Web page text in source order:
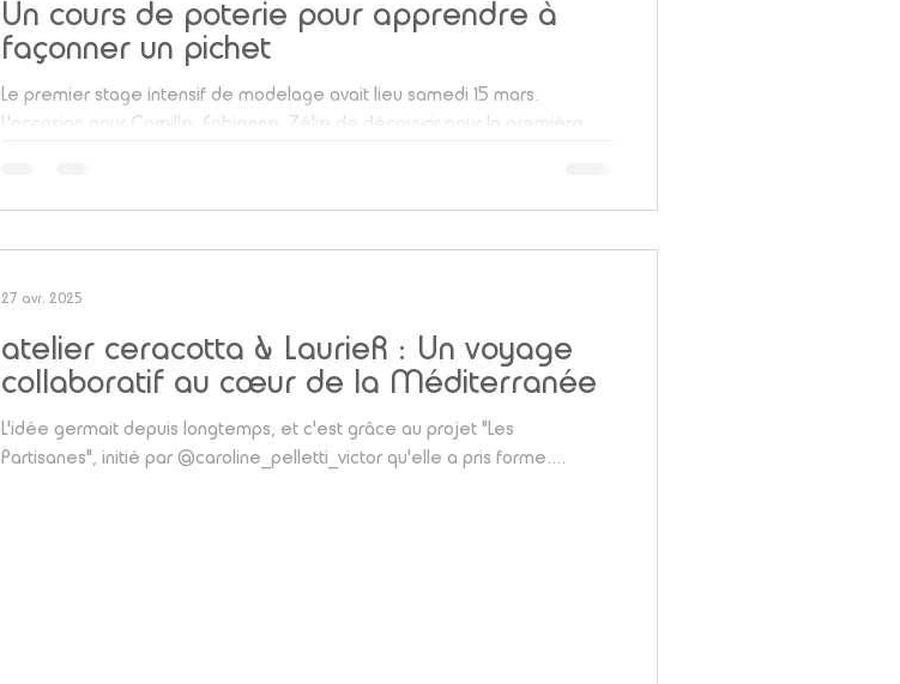
Un cours de poterie pour apprendre à
façonner un pichet
Le premier stage intensif de modelage avait lieu samedi 15 mars.
L'occasion pour Camille, Fabienne, Zélie de découvrir pour la première...
atelier ceracotta & LaurieR : Un voyage
collaboratif au cœur de la Méditerranée
L'idée germait depuis longtemps, et c'est grâce au projet "Les
Partisanes", initié par @caroline_pelletti_victor qu'elle a pris forme....
27 avr. 2025